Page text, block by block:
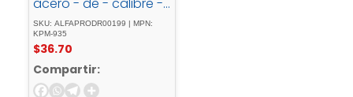
pesadonegrotamaño
- de - pantalla: -
32"-65"se - puede -
instalar - en - la -
pared
SKU: ALFAPRODR00199 | MPN:
KPM-935
$36.70
Compartir: